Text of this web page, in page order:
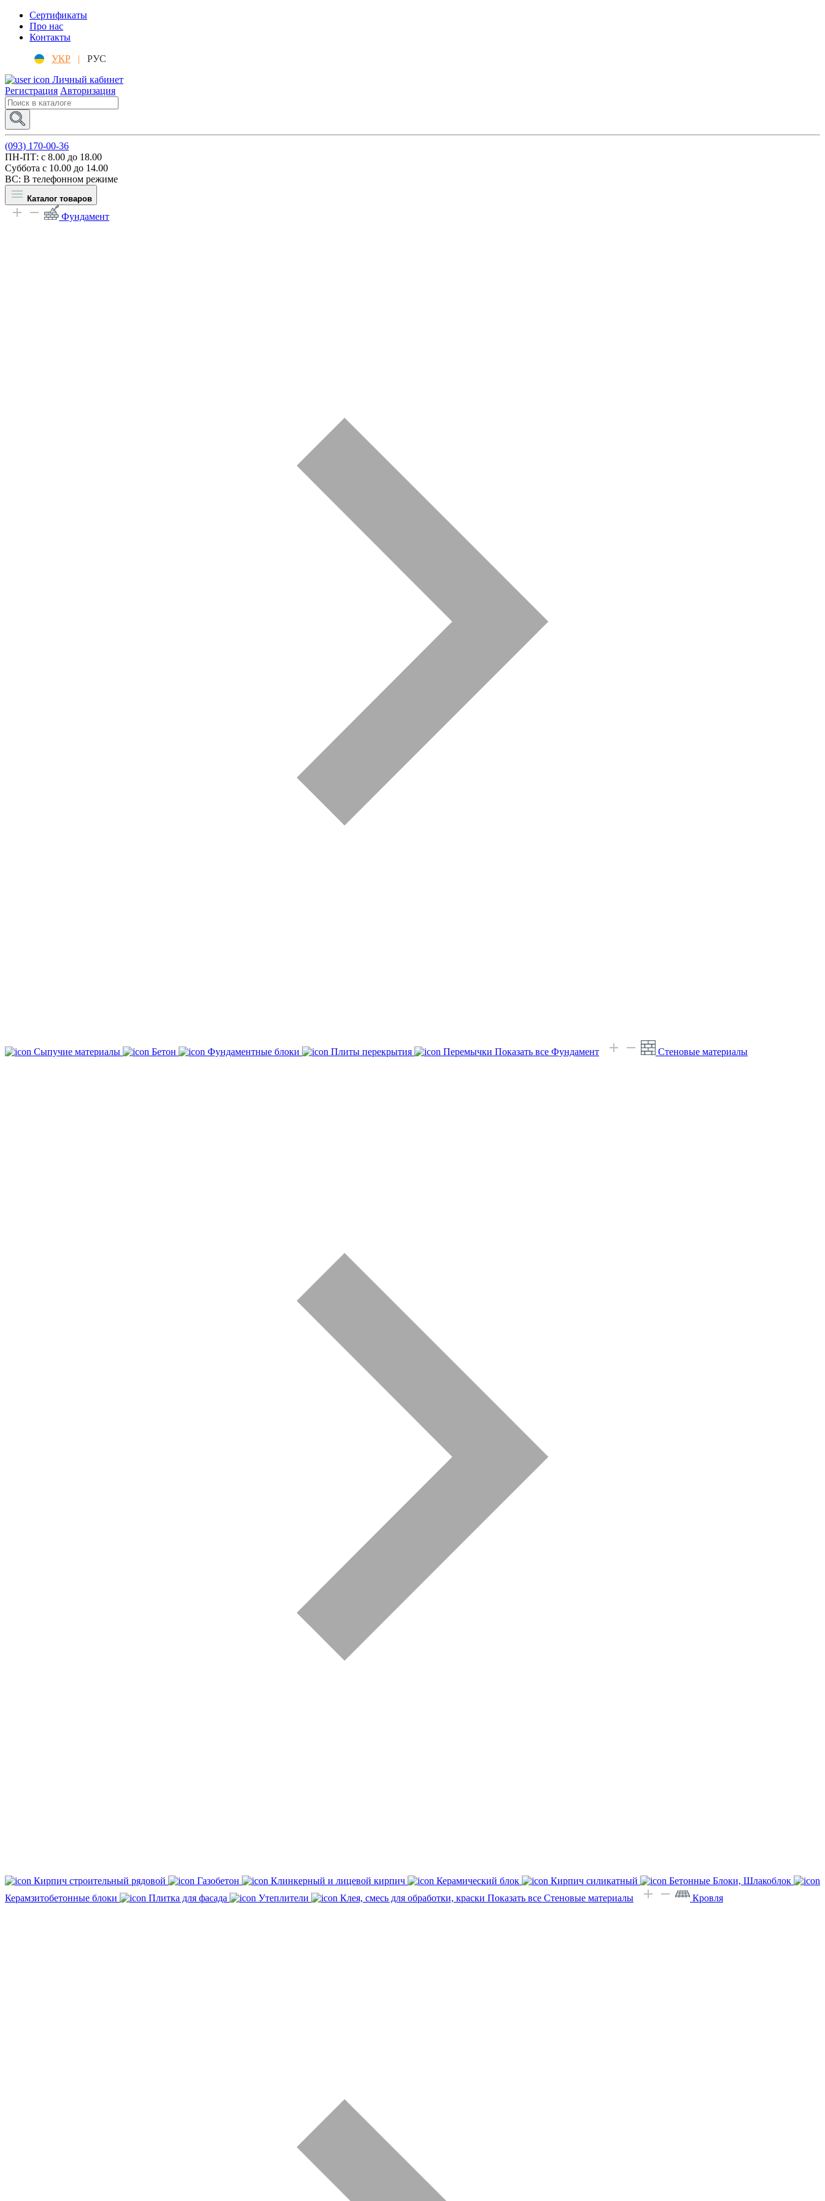
Сертификаты
Про нас
Контакты
УКР |
РУС
Личный кабинет
Регистрация Авторизация
(093) 170-00-36
ПН-ПТ: c 8.00 до 18.00
Суббота с 10.00 до 14.00
ВС: В телефонном режиме
Каталог товаров
Фундамент
Сыпучие материалы Бетон Фундаментные блоки Плиты перекрытия Перемычки Показать все Фундамент Стеновые материалы
Кирпич строительный рядовой Газобетон Клинкерный и лицевой кирпич Керамический блок Кирпич силикатный
Бетонные Блоки, Шлакоблок
Керамзитобетонные блоки
Плитка для фасада Утеплители Клея, смесь для обработки, краски Показать все Стеновые материалы Кровля